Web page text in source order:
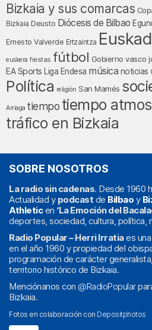
Bizkaia y sus comarcas
Bizkaia Deusto Diócesis de Bilbao
Ernesto Valverde Ertzaintza
euskera fiestas fútbol Gobierno vasco
EA Sports Liga Endesa música noticias
Política religión San Mamés
Arriaga tiempo tiempo
tráfico en Bizkaia
SOBRE NOSOTROS
La radio sin cadenas. Desde 1960
Actualidad y podcast de Bilbao y
Athleticen ‘La Emoción del
deportes, sociedad, cultura, política,
Radio Popular – Herri Irratiaes una
en el año 1960 y propiedad del
programación de carácter
territorio histórico de Bizkaia.
Menciónanos con @RadioPopular
Bizkaia.
Fotos en colaboración con Depositphotos